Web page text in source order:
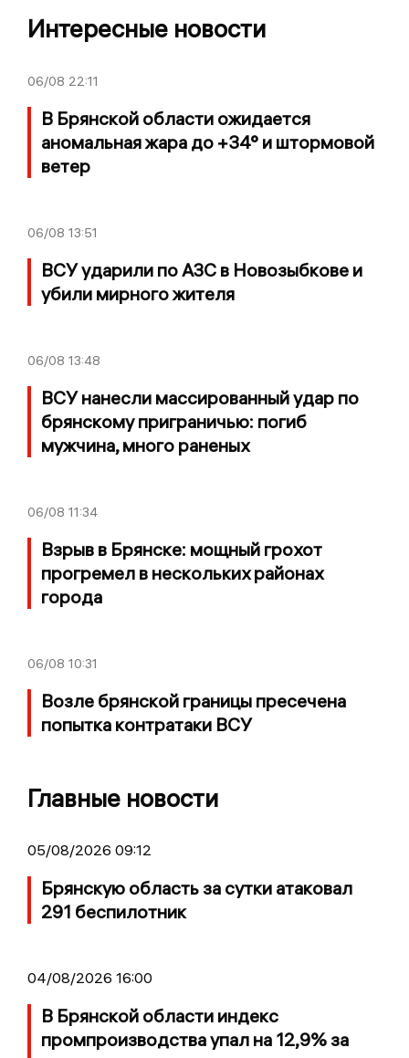
Интересные новости
06/08 22:11
В Брянской области ожидается
аномальная жара до +34° и штормовой
ветер
06/08 13:51
ВСУ ударили по АЗС в Новозыбкове и
убили мирного жителя
06/08 13:48
ВСУ нанесли массированный удар по
брянскому приграничью: погиб
мужчина, много раненых
06/08 11:34
Взрыв в Брянске: мощный грохот
прогремел в нескольких районах
города
06/08 10:31
Возле брянской границы пресечена
попытка контратаки ВСУ
Главные новости
05/08/2026 09:12
Брянскую область за сутки атаковал
291 беспилотник
04/08/2026 16:00
В Брянской области индекс
промпроизводства упал на 12,9% за